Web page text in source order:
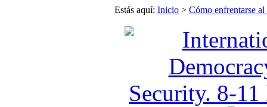
Estás aquí: Inicio > Cómo enfrentarse